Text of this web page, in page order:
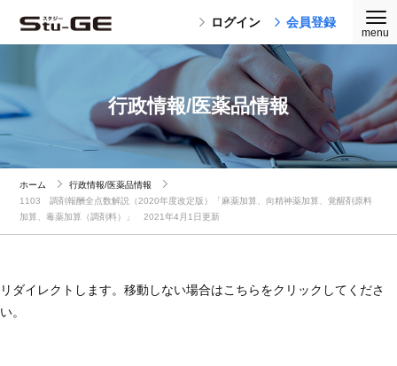
ログイン 会員登録
行政情報/医薬品情報
ホーム
行政情報/医薬品情報
1103 調剤報酬全点数解説（2020年度改定版）「麻薬加算、向精神薬加算、覚醒剤原料
加算、毒薬加算（調剤料）」 2021年4月1日更新
リダイレクトします。移動しない場合はこちらをクリックしてくださ
い。